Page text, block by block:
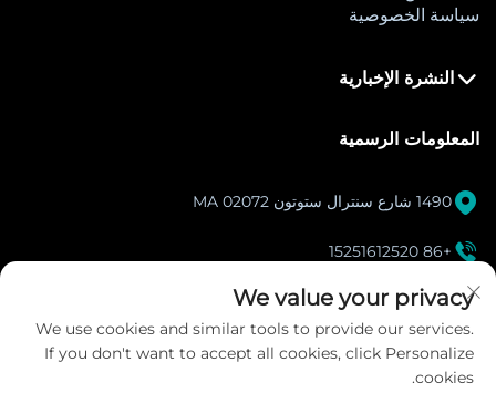
سياسة الخصوصية
النشرة الإخبارية
المعلومات الرسمية
1490 شارع سنترال ستوتون MA 02072

+86 15251612520

[email protected]
انستغرام
We value your privacy
We use cookies and similar tools to provide our services.
If you don't want to accept all cookies, click Personalize
cookies.